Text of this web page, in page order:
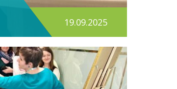
19.09.2025